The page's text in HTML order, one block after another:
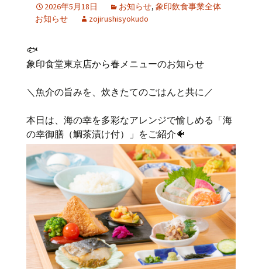
2026年5月18日 お知らせ, 象印飲食事業全体
お知らせ
zojirushisyokudo
🐟
象印食堂東京店から春メニューのお知らせ
＼魚介の旨みを、炊きたてのごはんと共に／
本日は、海の幸を多彩なアレンジで愉しめる「海
の幸御膳（鯛茶漬け付）」をご紹介🐠